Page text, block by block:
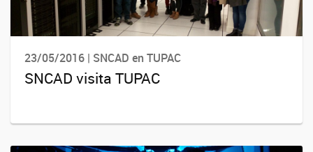
23/05/2016 | SNCAD en TUPAC
SNCAD visita TUPAC